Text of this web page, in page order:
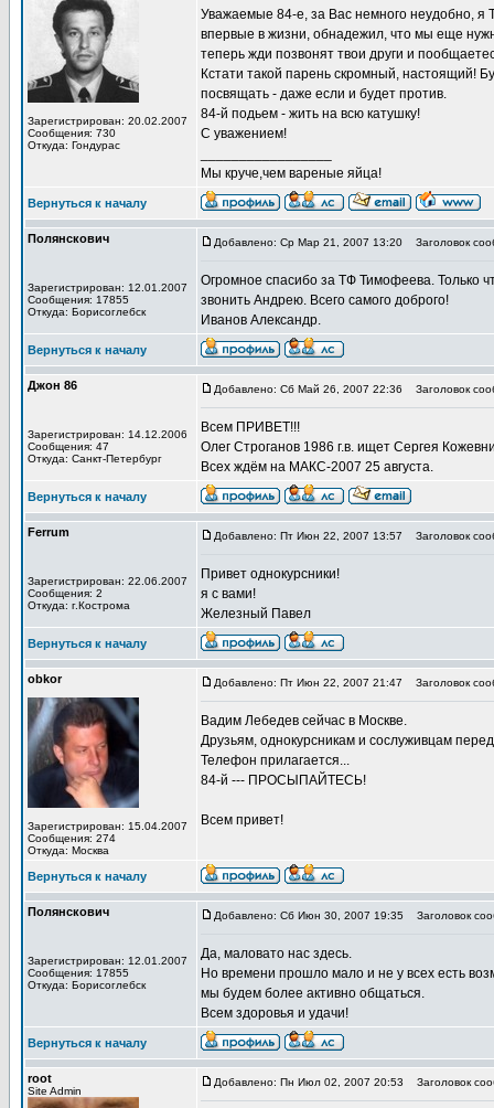
Зарегистрирован: 20.02.2007
Сообщения: 730
Откуда: Гондурас
Уважаемые 84-е, за Вас немного неудобно, я
впервые в жизни, обнадежил, что мы еще
теперь жди позвонят твои други и
Кстати такой парень скромный, настоящий!
посвящать - даже если и будет против.
84-й подьем - жить на всю катушку!
С уважением!
Мы круче,чем вареные яйца!
Вернуться к началу
Полянскович
Зарегистрирован: 12.01.2007
Сообщения: 17855
Откуда: Борисоглебск
Добавлено: Ср Мар 21, 2007 13:20 Заголовок
Огромное спасибо за ТФ Тимофеева. Только
звонить Андрею. Всего самого доброго!
Иванов Александр.
Вернуться к началу
Джон 86
Зарегистрирован: 14.12.2006
Сообщения: 47
Откуда: Санкт-Петербург
Добавлено: Сб Май 26, 2007 22:36 Заголовок
Всем ПРИВЕТ!!!
Олег Строганов 1986 г.в. ищет Сергея
Всех ждём на МАКС-2007 25 августа.
Вернуться к началу
Ferrum
Зарегистрирован: 22.06.2007
Сообщения: 2
Откуда: г.Кострома
Добавлено: Пт Июн 22, 2007 13:57 Заголовок
Привет однокурсники!
я с вами!
Железный Павел
Вернуться к началу
obkor
Зарегистрирован: 15.04.2007
Сообщения: 274
Откуда: Москва
Добавлено: Пт Июн 22, 2007 21:47 Заголовок
Вадим Лебедев сейчас в Москве.
Друзьям, однокурсникам и сослуживцам
Телефон прилагается...
84-й --- ПРОСЫПАЙТЕСЬ!
Всем привет!
Вернуться к началу
Полянскович
Зарегистрирован: 12.01.2007
Сообщения: 17855
Откуда: Борисоглебск
Добавлено: Сб Июн 30, 2007 19:35 Заголовок
Да, маловато нас здесь.
Но времени прошло мало и не у всех есть
мы будем более активно общаться.
Всем здоровья и удачи!
Вернуться к началу
root
Site Admin
Добавлено: Пн Июл 02, 2007 20:53 Заголовок